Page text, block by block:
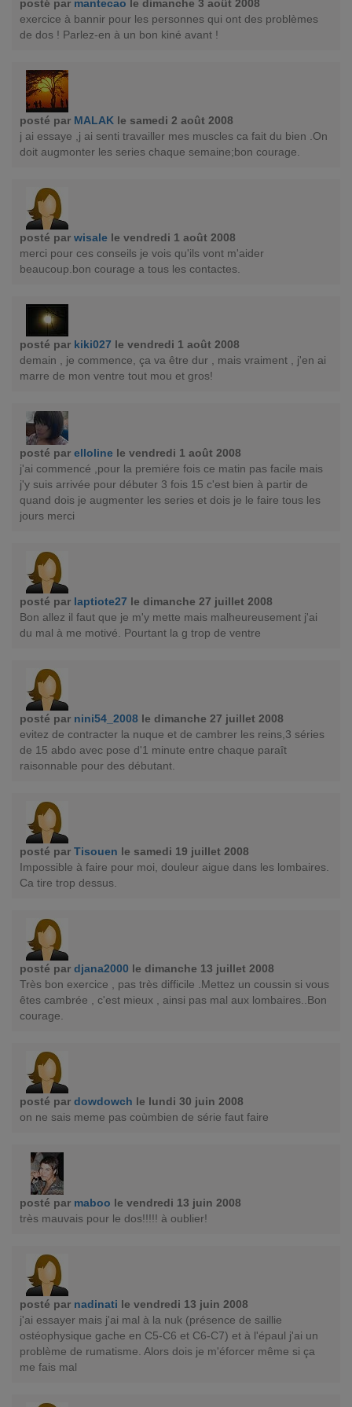
posté par mantecao le dimanche 3 août 2008
exercice à bannir pour les personnes qui ont des problèmes
de dos ! Parlez-en à un bon kiné avant !
posté par MALAK le samedi 2 août 2008
j ai essaye ,j ai senti travailler mes muscles ca fait du bien .On
doit augmonter les series chaque semaine;bon courage.
posté par wisale le vendredi 1 août 2008
merci pour ces conseils je vois qu'ils vont m'aider
beaucoup.bon courage a tous les contactes.
posté par kiki027 le vendredi 1 août 2008
demain , je commence, ça va être dur , mais vraiment , j'en ai
marre de mon ventre tout mou et gros!
posté par elloline le vendredi 1 août 2008
j'ai commencé ,pour la premiére fois ce matin pas facile mais
j'y suis arrivée pour débuter 3 fois 15 c'est bien à partir de
quand dois je augmenter les series et dois je le faire tous les
jours merci
posté par laptiote27 le dimanche 27 juillet 2008
Bon allez il faut que je m'y mette mais malheureusement j'ai
du mal à me motivé. Pourtant la g trop de ventre
posté par nini54_2008 le dimanche 27 juillet 2008
evitez de contracter la nuque et de cambrer les reins,3 séries
de 15 abdo avec pose d'1 minute entre chaque paraît
raisonnable pour des débutant.
posté par Tisouen le samedi 19 juillet 2008
Impossible à faire pour moi, douleur aigue dans les lombaires.
Ca tire trop dessus.
posté par djana2000 le dimanche 13 juillet 2008
Très bon exercice , pas très difficile .Mettez un coussin si vous
êtes cambrée , c'est mieux , ainsi pas mal aux lombaires..Bon
courage.
posté par dowdowch le lundi 30 juin 2008
on ne sais meme pas coùmbien de série faut faire
posté par maboo le vendredi 13 juin 2008
très mauvais pour le dos!!!!! à oublier!
posté par nadinati le vendredi 13 juin 2008
j'ai essayer mais j'ai mal à la nuk (présence de saillie
ostéophysique gache en C5-C6 et C6-C7) et à l'épaul j'ai un
problème de rumatisme. Alors dois je m'éforcer même si ça
me fais mal